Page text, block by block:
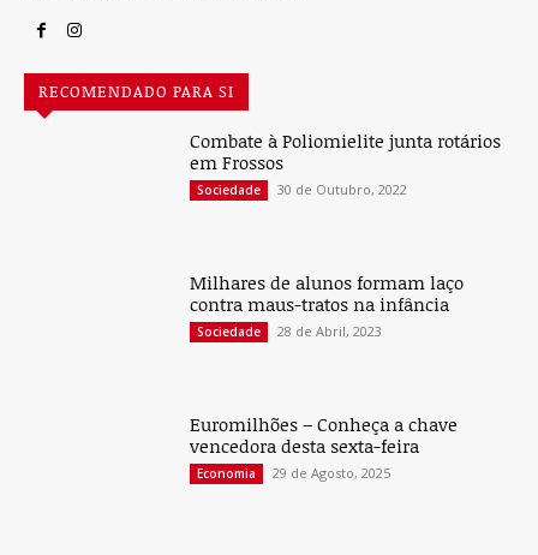
RECOMENDADO PARA SI
Combate à Poliomielite junta rotários
em Frossos
Sociedade 30 de Outubro, 2022
Milhares de alunos formam laço
contra maus-tratos na infância
Sociedade 28 de Abril, 2023
Euromilhões – Conheça a chave
vencedora desta sexta-feira
Economia 29 de Agosto, 2025